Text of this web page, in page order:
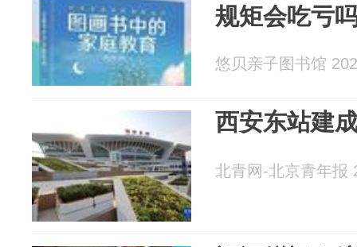
规矩会吃亏
悠贝亲子图书馆
西安东站建
北青网-北京青年报